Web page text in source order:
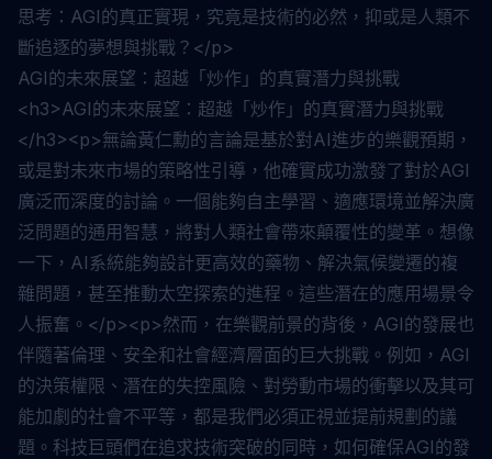
思考：AGI的真正實現，究竟是技術的必然，抑或是人類不
斷追逐的夢想與挑戰？</p>
AGI的未來展望：超越「炒作」的真實潛力與挑戰
<h3>AGI的未來展望：超越「炒作」的真實潛力與挑戰
</h3><p>無論黃仁勳的言論是基於對AI進步的樂觀預期，
或是對未來市場的策略性引導，他確實成功激發了對於AGI
廣泛而深度的討論。一個能夠自主學習、適應環境並解決廣
泛問題的通用智慧，將對人類社會帶來顛覆性的變革。想像
一下，AI系統能夠設計更高效的藥物、解決氣候變遷的複
雜問題，甚至推動太空探索的進程。這些潛在的應用場景令
人振奮。</p><p>然而，在樂觀前景的背後，AGI的發展也
伴隨著倫理、安全和社會經濟層面的巨大挑戰。例如，AGI
的決策權限、潛在的失控風險、對勞動市場的衝擊以及其可
能加劇的社會不平等，都是我們必須正視並提前規劃的議
題。科技巨頭們在追求技術突破的同時，如何確保AGI的發